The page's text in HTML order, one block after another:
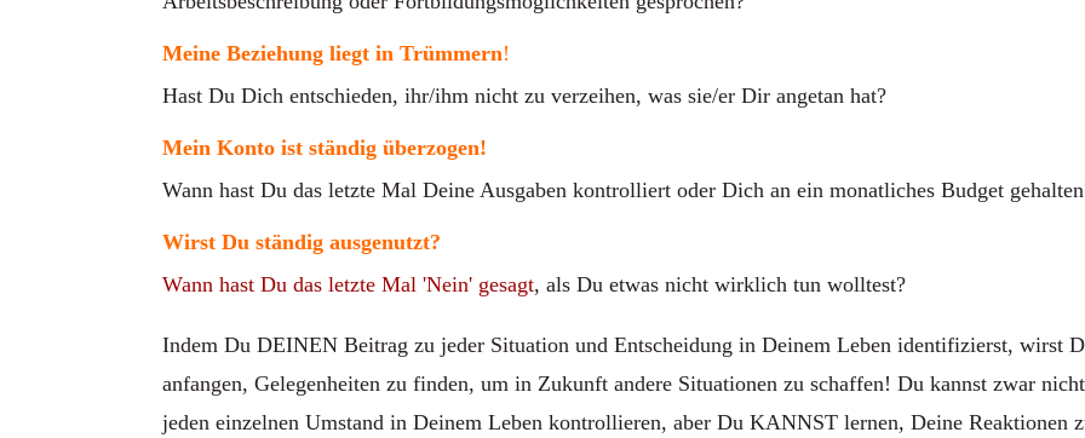
Meine Beziehung liegt in Trümmern!
Hast Du Dich entschieden, ihr/ihm nicht zu verzeihen, was sie/er Dir angetan hat?
Mein Konto ist ständig überzogen!
Wann hast Du das letzte Mal Deine Ausgaben kontrolliert oder Dich an ein monatliches Budget
Wirst Du ständig ausgenutzt?
Wann hast Du das letzte Mal 'Nein' gesagt, als Du etwas nicht wirklich tun wolltest?
Indem Du DEINEN Beitrag zu jeder Situation und Entscheidung in Deinem Leben identifizierst, wirst
anfangen, Gelegenheiten zu finden, um in Zukunft andere Situationen zu schaffen! Du kannst zwar nicht
jeden einzelnen Umstand in Deinem Leben kontrollieren, aber Du KANNST lernen, Deine Reaktionen